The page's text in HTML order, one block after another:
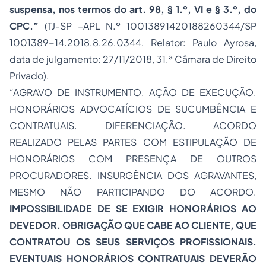
suspensa, nos termos do art. 98, § 1.º, VI e § 3.º, do
CPC.” (TJ-SP –APL N.º 10013891420188260344/SP
1001389-14.2018.8.26.0344, Relator: Paulo Ayrosa,
data de julgamento: 27/11/2018, 31.ª Câmara de Direito
Privado).
“AGRAVO DE INSTRUMENTO. AÇÃO DE EXECUÇÃO.
HONORÁRIOS ADVOCATÍCIOS DE SUCUMBÊNCIA E
CONTRATUAIS. DIFERENCIAÇÃO. ACORDO
REALIZADO PELAS PARTES COM ESTIPULAÇÃO DE
HONORÁRIOS COM PRESENÇA DE OUTROS
PROCURADORES. INSURGÊNCIA DOS AGRAVANTES,
MESMO NÃO PARTICIPANDO DO ACORDO.
IMPOSSIBILIDADE DE SE EXIGIR HONORÁRIOS AO
DEVEDOR. OBRIGAÇÃO QUE CABE AO CLIENTE, QUE
CONTRATOU OS SEUS SERVIÇOS PROFISSIONAIS.
EVENTUAIS HONORÁRIOS CONTRATUAIS DEVERÃO